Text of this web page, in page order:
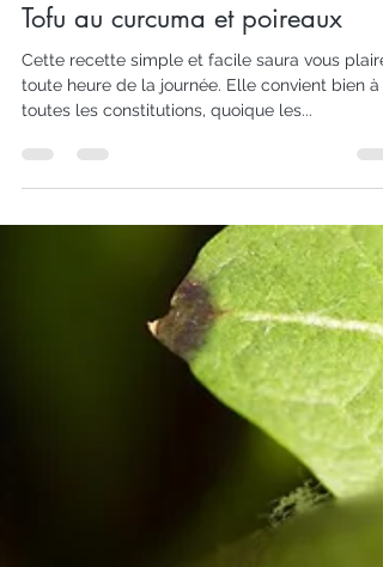
10 janv. 2023
1 min de lecture
Recettes
Tofu au curcuma et poireaux
Cette recette simple et facile saura vous plaire
toute heure de la journée. Elle convient bien à